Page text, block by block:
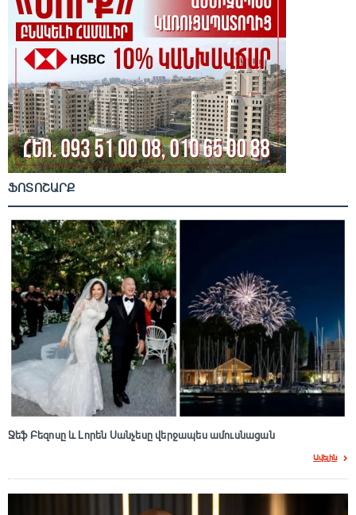
ՖՈՏՈՇԱՐՔ
Ջեֆ Բեզոսը և Լորեն Սանչեսը վերջապես ամուսնացան
Ավելին